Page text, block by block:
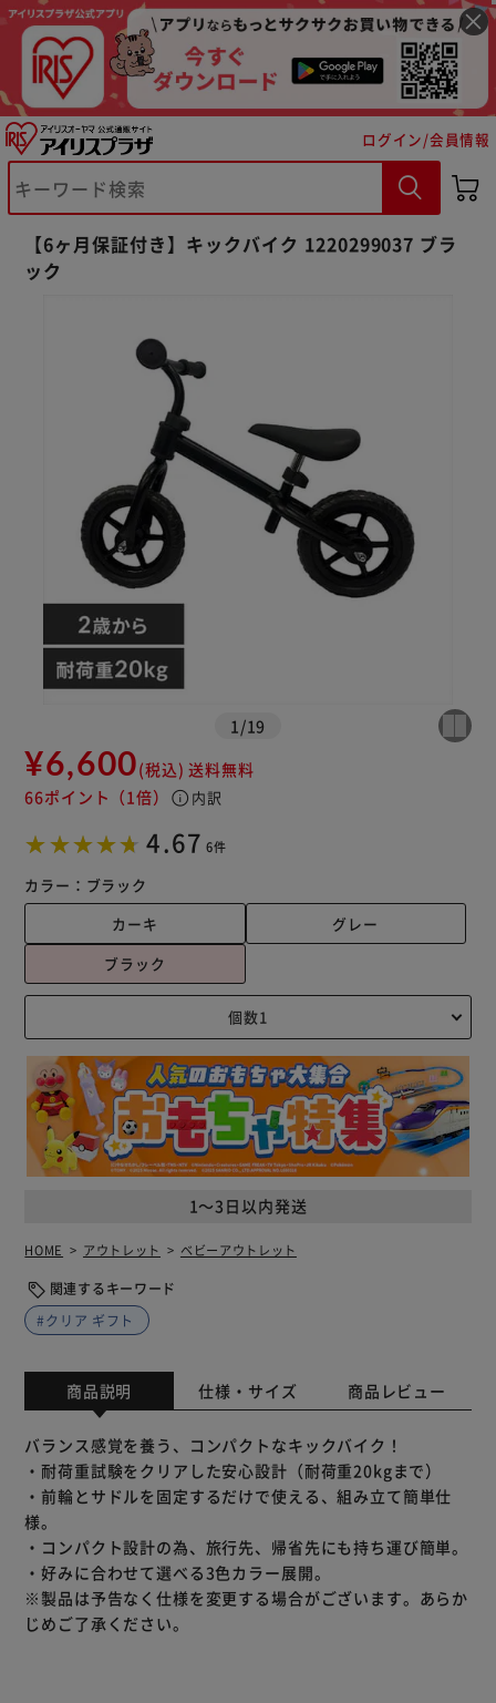
ログイン/会員情報
【6ヶ月保証付き】キックバイク 1220299037 ブラ
ック
1 /19
¥6,600(税込) 送料無料
66ポイント （1倍） info 内訳
4.67 6件
カラー： ブラック
カーキ
グレー
ブラック
1～3日以内発送
HOME アウトレット ベビーアウトレット
関連するキーワード
#クリア ギフト
商品説明 仕様・サイズ 商品レビュー
バランス感覚を養う、コンパクトなキックバイク！
・耐荷重試験をクリアした安心設計（耐荷重20kgまで）
・前輪とサドルを固定するだけで使える、組み立て簡単仕
様。
・コンパクト設計の為、旅行先、帰省先にも持ち運び簡単。
・好みに合わせて選べる3色カラー展開。
※製品は予告なく仕様を変更する場合がございます。あらか
じめご了承ください。
※ご確認ください